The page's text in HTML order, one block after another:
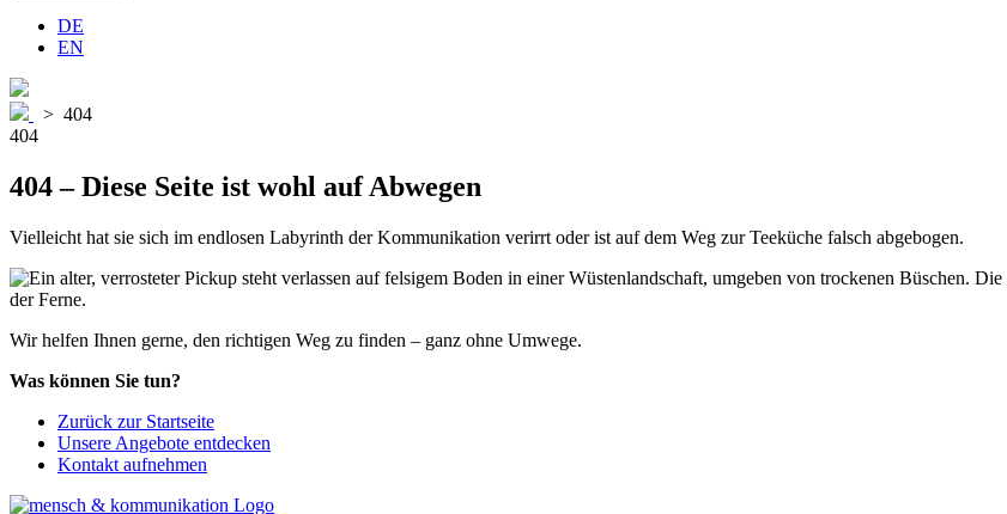
DE
EN
> 404
404
404– Diese Seite ist wohl auf Abwegen
Vielleicht hat sie sich im endlosen Labyrinth der Kommunikation verirrt oder ist auf dem Weg zur Teeküche falsch abgebogen.
Wir helfen Ihnen gerne, den richtigen Weg zu finden – ganz ohne Umwege.
Was können Sie tun?
Zurück zur Startseite
Unsere Angebote entdecken
Kontakt aufnehmen